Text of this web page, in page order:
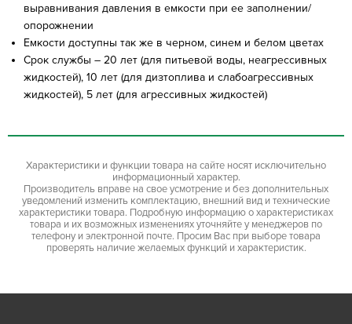
выравнивания давления в емкости при ее заполнении/
опорожнении
Емкости доступны так же в черном, синем и белом цветах
Срок службы – 20 лет (для питьевой воды, неагрессивных
жидкостей), 10 лет (для дизтоплива и слабоагрессивных
жидкостей), 5 лет (для агрессивных жидкостей)
Характеристики и функции товара на сайте носят исключительно
информационный характер.
Производитель вправе на свое усмотрение и без дополнительных
уведомлений изменить комплектацию, внешний вид и технические
характеристики товара. Подробную информацию о характеристиках
товара и их возможных изменениях уточняйте у менеджеров по
телефону и электронной почте. Просим Вас при выборе товара
проверять наличие желаемых функций и характеристик.